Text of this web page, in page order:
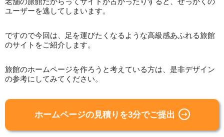
ユーザーを逃してしまいます。
ですので今回は、足を運びたくなるような高級感あふれる旅館
のサイトをご紹介します。
旅館のホームページを作ろうと考えている方は、是非デザイン
の参考にしてみてください。
ホームページの見積りを3分でご提出